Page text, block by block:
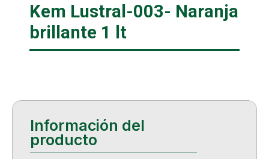
Kem Lustral-003- Naranja
brillante 1 lt